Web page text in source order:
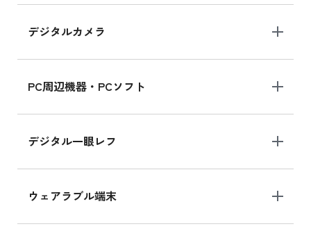
デジタルカメラ
PC周辺機器・PCソフト
デジタル一眼レフ
ウェアラブル端末
MK2K3J/Aの新品買取価格はこちら